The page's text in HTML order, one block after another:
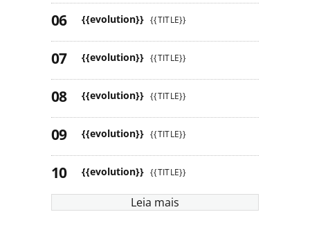
{{evolution}} {{TITLE}}
{{evolution}} {{TITLE}}
{{evolution}} {{TITLE}}
{{evolution}} {{TITLE}}
{{evolution}} {{TITLE}}
Leia mais